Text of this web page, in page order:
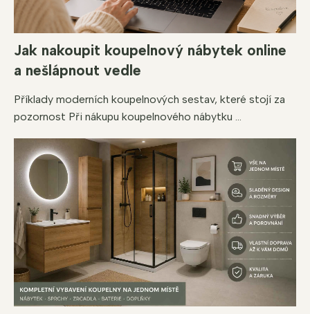
u
Jak nakoupit koupelnový nábytek online
a nešlápnout vedle
Příklady moderních koupelnových sestav, které stojí za
pozornost Při nákupu koupelnového nábytku ...